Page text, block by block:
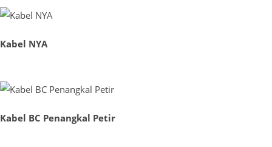
Kabel NYA
Kabel BC Penangkal Petir